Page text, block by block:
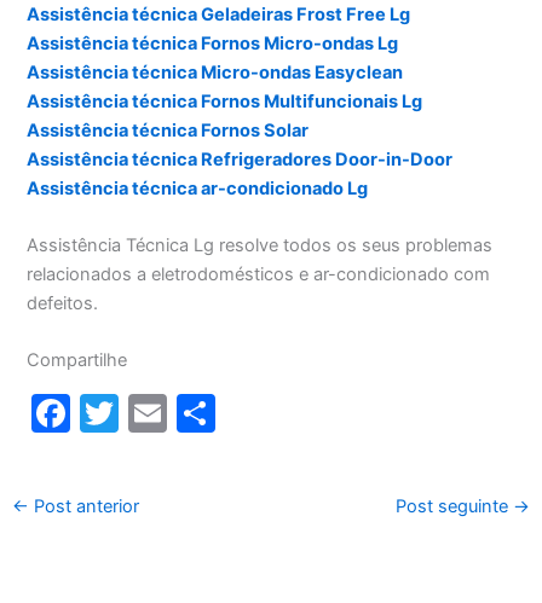
Assistência técnica Geladeiras Frost Free Lg
Assistência técnica Fornos Micro-ondas Lg
Assistência técnica Micro-ondas Easyclean
Assistência técnica Fornos Multifuncionais Lg
Assistência técnica Fornos Solar
Assistência técnica Refrigeradores Door-in-Door
Assistência técnica ar-condicionado Lg
Assistência Técnica Lg resolve todos os seus problemas
relacionados a eletrodomésticos e ar-condicionado com
defeitos.
Compartilhe
F
c
e
T
itt
er
E
← Post anterior Post seguinte →